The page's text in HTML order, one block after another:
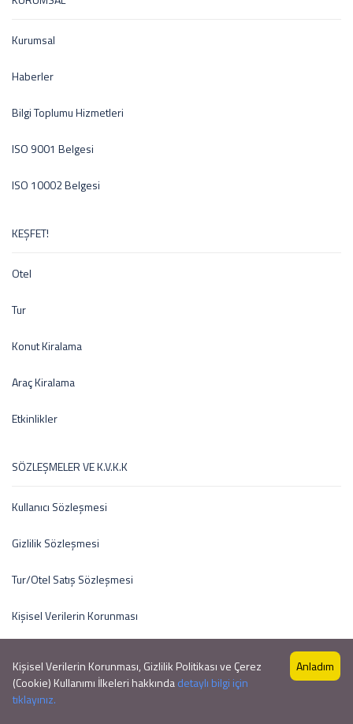
from0 ₺
Kurumsal
Haberler
Bilgi Toplumu Hizmetleri
ISO 9001 Belgesi
ISO 10002 Belgesi
KEŞFET!
Otel
Tur
Konut Kiralama
Araç Kiralama
Etkinlikler
SÖZLEŞMELER VE K.V.K.K
Kullanıcı Sözleşmesi
Gizlilik Sözleşmesi
Tur/Otel Satış Sözleşmesi
Kişisel Verilerin Korunması
Copyright © 2021 by Profesyonel Tur Sitesi V1
Profesyonel Tur Sitesi V1
Kişisel Verilerin Korunması, Gizlilik Politikası ve Çerez
(Cookie) Kullanımı İlkeleri hakkındadetaylı bilgi için
tıklayınız.
Anladım